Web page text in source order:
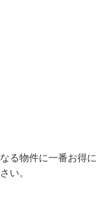
る物件に一番お得に
い。